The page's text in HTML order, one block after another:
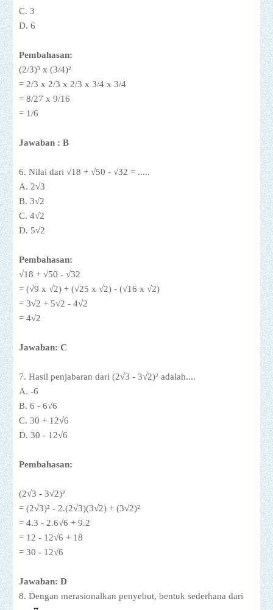
C. 3
D. 6
Pembahasan:
(2/3)³ x (3/4)²
= 2/3 x 2/3 x 2/3 x 3/4 x 3/4
= 8/27 x 9/16
= 1/6
Jawaban : B
6. Nilai dari √18 + √50 - √32 = .....
A. 2√3
B. 3√2
C. 4√2
D. 5√2
Pembahasan:
√18 + √50 - √32
= (√9 x √2) + (√25 x √2) - (√16 x √2)
= 3√2 + 5√2 - 4√2
= 4√2
Jawaban: C
7. Hasil penjabaran dari (2√3 - 3√2)² adalah....
A. -6
B. 6 - 6√6
C. 30 + 12√6
D. 30 - 12√6
Pembahasan:
(2√3 - 3√2)²
= (2√3)² - 2.(2√3)(3√2) + (3√2)²
= 4.3 - 2.6√6 + 9.2
= 12 - 12√6 + 18
= 30 - 12√6
Jawaban: D
8. Dengan merasionalkan penyebut, bentuk sederhana dari